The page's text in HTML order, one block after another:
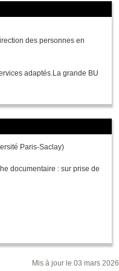
des personnes en
adaptés.La grande BU
Paris-Saclay)
documentaire : sur prise de
Mis à jour le 03 mars 2026